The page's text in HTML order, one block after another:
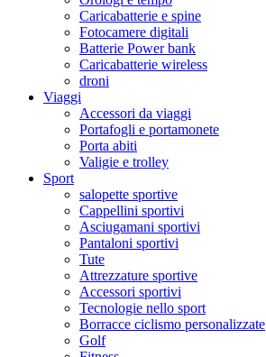
Caricabatterie e spine
Fotocamere digitali
Batterie Power bank
Caricabatterie wireless
droni
Viaggi
Accessori da viaggi
Portafogli e portamonete
Porta abiti
Valigie e trolley
Sport
salopette sportive
Cappellini sportivi
Asciugamani sportivi
Pantaloni sportivi
Tute
Attrezzature sportive
Accessori sportivi
Tecnologie nello sport
Borracce ciclismo personalizzate
Golf